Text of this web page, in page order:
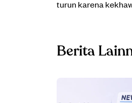
turun karena
Berita